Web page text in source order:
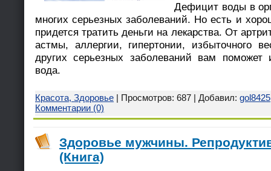
Дефицит воды в
многих серьезных заболеваний. Но есть и
придется тратить деньги на лекарства. От
астмы, аллергии, гипертонии, избыточного
других серьезных заболеваний вам поможет
вода.
Красота, Здоровье | Просмотров: 687 | Добавил: gol8425
Комментарии (0)
Здоровье мужчины.
(Книга)